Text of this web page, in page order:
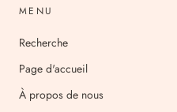
MENU
Recherche
Page d'accueil
À propos de nous